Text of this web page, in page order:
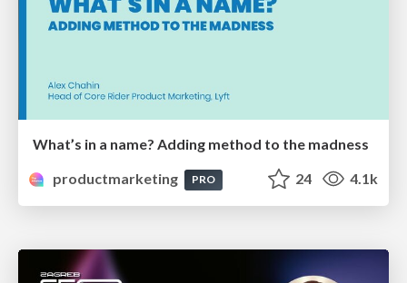
What’s in a name? Adding method to the madness
productmarketing
PRO 24 4.1k